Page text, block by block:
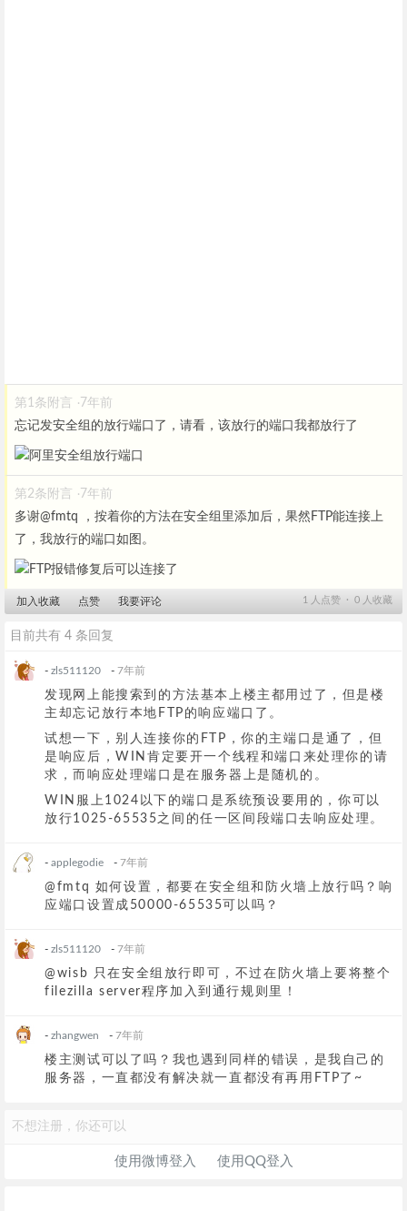
第1条附言 · 7年前
忘记发安全组的放行端口了，请看，该放行的端口我都放行了
第2条附言 · 7年前
多谢@fmtq ，按着你的方法在安全组里添加后，果然FTP能连接上
了，我放行的端口如图。
1 人点赞 ∙ 0 人收藏
加入收藏 点赞 我要评论
目前共有 4 条回复
-zls511120 -7年前
发现网上能搜索到的方法基本上楼主都用过了，但是楼
主却忘记放行本地FTP的响应端口了。
试想一下，别人连接你的FTP，你的主端口是通了，但
是响应后，WIN肯定要开一个线程和端口来处理你的请
求，而响应处理端口是在服务器上是随机的。
WIN服上1024以下的端口是系统预设要用的，你可以
放行1025-65535之间的任一区间段端口去响应处理。
-applegodie -7年前
@fmtq 如何设置，都要在安全组和防火墙上放行吗？响
应端口设置成50000-65535可以吗？
-zls511120 -7年前
@wisb 只在安全组放行即可，不过在防火墙上要将整个
filezilla server程序加入到通行规则里！
-zhangwen -7年前
楼主测试可以了吗？我也遇到同样的错误，是我自己的
服务器，一直都没有解决就一直都没有再用FTP了~
不想注册，你还可以
使用微博登入 使用QQ登入